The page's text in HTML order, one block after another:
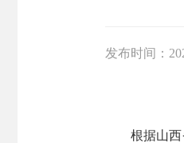
发布时间：
根据山